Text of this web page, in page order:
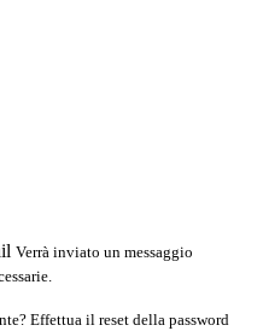
Verrà inviato un messaggio
Effettua il reset della password